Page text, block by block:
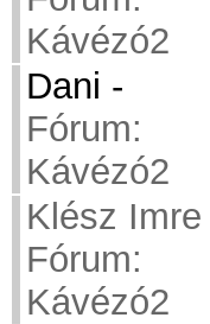
Kávézó2
Dani -
Fórum:
Kávézó2
Klész Imre
Fórum:
Kávézó2